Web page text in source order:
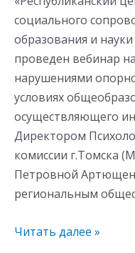
социального
образования и
проведен вебинар
нарушениями
условиях
осуществляющего
Директором
комиссии г.Томска
Петровной
региональным
Читать далее »